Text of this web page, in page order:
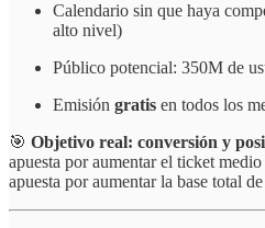
Calendario sin que haya
alto nivel)
Público potencial: 350M de
Emisión gratis en todos los
🎯 Objetivo real: conversión y
apuesta por aumentar el ticket
apuesta por aumentar la base total